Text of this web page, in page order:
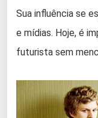
Sua influência se
e mídias. Hoje, é
futurista sem